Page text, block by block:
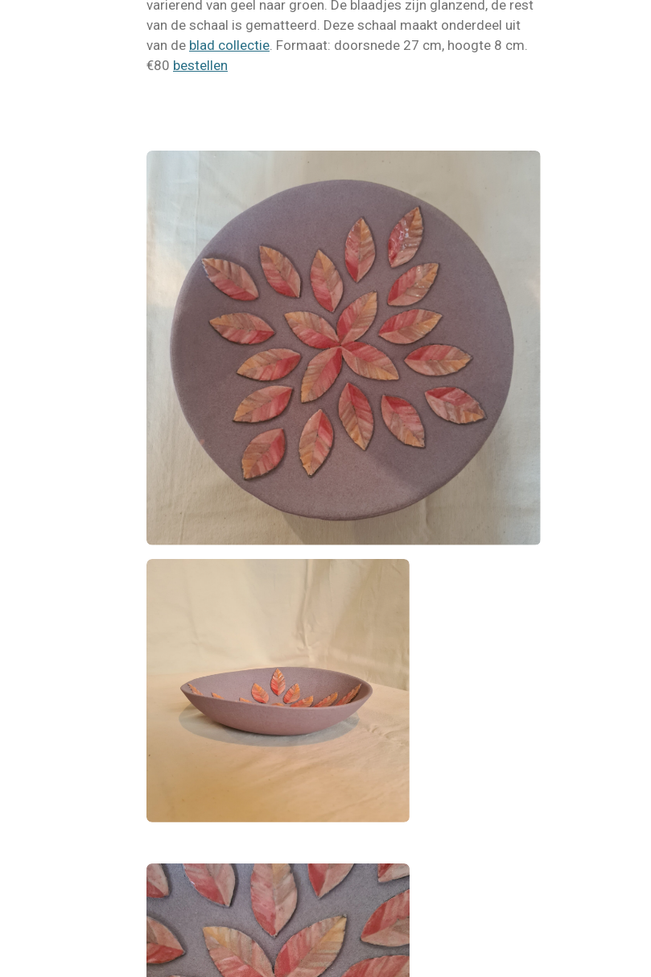
varierend van geel naar groen. De blaadjes zijn glanzend, de rest
van de schaal is gematteerd. Deze schaal maakt onderdeel uit
van de blad collectie. Formaat: doorsnede 27 cm, hoogte 8 cm.
€80 bestellen